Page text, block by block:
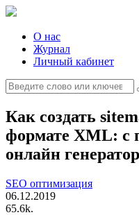
Skip
contentО нас
Журнал
Личный кабинет
Search
for:
Как создать
формате XML: с
онлайн
SEO оптимизация
06.12.2019
65.6k.